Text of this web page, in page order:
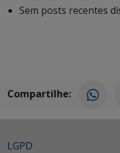
Sem posts recentes
Compartilhe:
LGPD